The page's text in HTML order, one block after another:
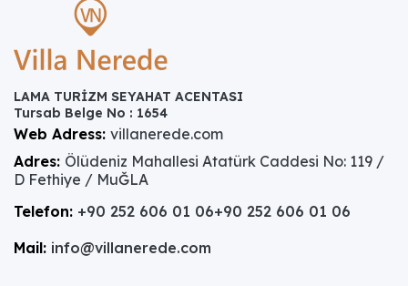
LAMA TURİZM SEYAHAT ACENTASI
Tursab Belge No : 1654
Web Adress: villanerede.com
Adres: Ölüdeniz Mahallesi Atatürk Caddesi No: 119 /
D Fethiye / MuĞLA
Telefon: +90 252 606 01 06+90 252 606 01 06
Mail: info@villanerede.com